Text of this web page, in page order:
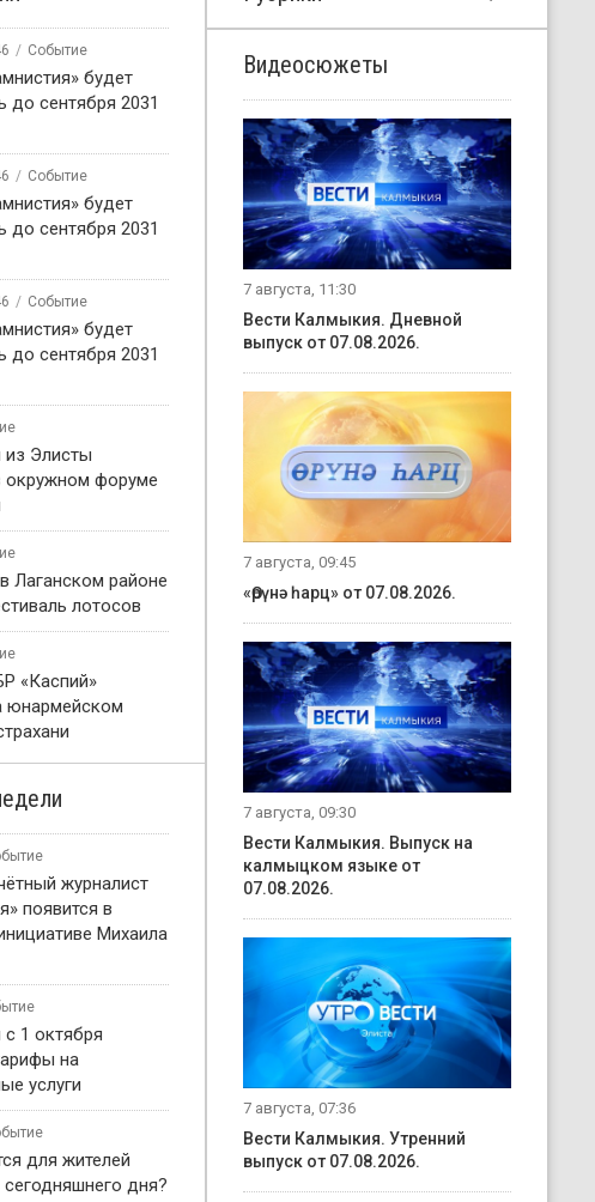
Событие
будет
до сентября 2031
Событие
будет
до сентября 2031
Событие
будет
до сентября 2031
Элисты
окружном форуме
Лаганском районе
лотосов
«Каспий»
юнармейском
журналист
появится в
Михаила
1 октября
на
услуги
для жителей
дня?
Видеосюжеты
7 августа, 11:30
Вести Калмыкия. Дневной
выпуск от 07.08.2026.
7 августа, 09:45
«Өрүнә һарц» от 07.08.2026.
7 августа, 09:30
Вести Калмыкия. Выпуск на
калмыцком языке от
07.08.2026.
7 августа, 07:36
Вести Калмыкия. Утренний
выпуск от 07.08.2026.